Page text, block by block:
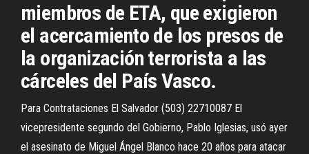
miembros de ETA, que exigieron
el acercamiento de los presos de
la organización terrorista a las
cárceles del País Vasco.
Para Contrataciones El Salvador (503) 22710087 El
vicepresidente segundo del Gobierno, Pablo Iglesias, usó ayer
el asesinato de Miguel Ángel Blanco hace 20 años para atacar